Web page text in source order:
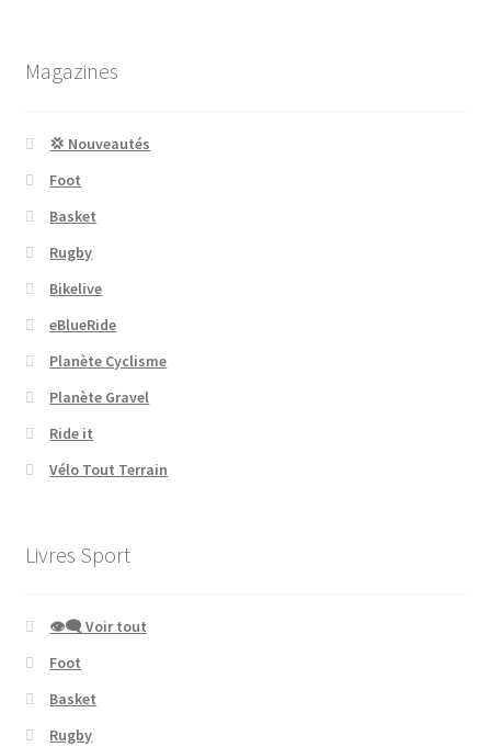
Magazines
💢 Nouveautés
Foot
Basket
Rugby
Bikelive
eBlueRide
Planète Cyclisme
Planète Gravel
Ride it
Vélo Tout Terrain
Livres Sport
👁‍🗨 Voir tout
Foot
Basket
Rugby